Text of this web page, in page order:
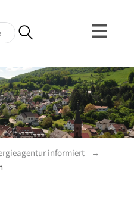
informiert